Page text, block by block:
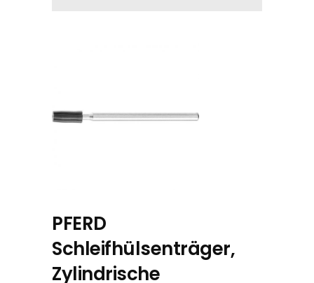
PFERD
Schleifhülsenträger,
Zylindrische